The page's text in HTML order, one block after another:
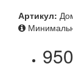
Артикул: